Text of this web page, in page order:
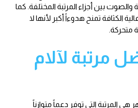
والصوت بين أجزاء المرتبة المختلفة. كما
الكثافة تمنح هدوءاً أكبر لأنها لا
متحركة.
مرتبة لآلام
المرتبة التي توفر دعماً متوازناً